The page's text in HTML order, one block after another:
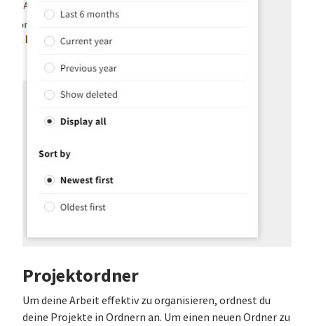
Projektordner
Um deine Arbeit effektiv zu organisieren, ordnest du
deine Projekte in Ordnern an. Um einen neuen Ordner zu